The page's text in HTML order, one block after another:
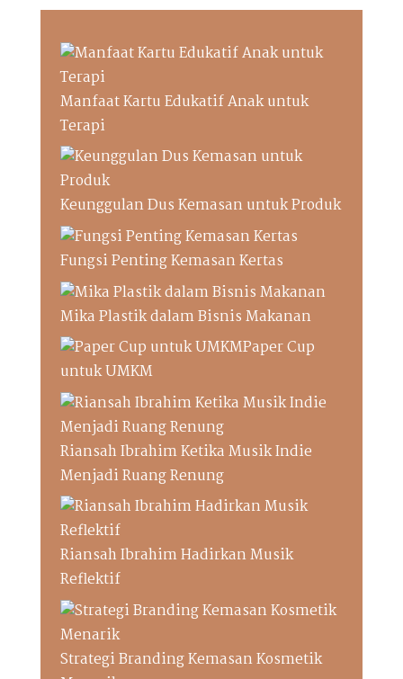
Manfaat Kartu Edukatif Anak untuk
Terapi
Keunggulan Dus Kemasan untuk Produk
Fungsi Penting Kemasan Kertas
Mika Plastik dalam Bisnis Makanan
Paper Cup
untuk UMKM
Riansah Ibrahim Ketika Musik Indie
Menjadi Ruang Renung
Riansah Ibrahim Hadirkan Musik
Reflektif
Strategi Branding Kemasan Kosmetik